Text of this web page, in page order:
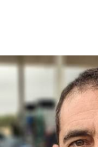
פלילי מעצרים וחקירות
0543986802
עו"ד בועז קניג
פלילי משפחה כלכלי צבאי
0507003001